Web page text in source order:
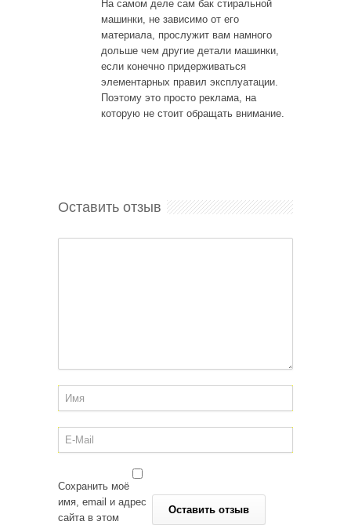
На самом деле сам бак стиральной
машинки, не зависимо от его
материала, прослужит вам намного
дольше чем другие детали машинки,
если конечно придерживаться
элементарных правил эксплуатации.
Поэтому это просто реклама, на
которую не стоит обращать внимание.
Оставить отзыв
Сохранить моё
имя, email и адрес
сайта в этом